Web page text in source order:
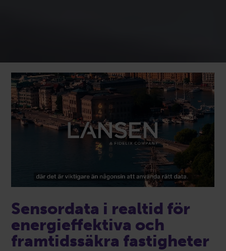
Sensordata i realtid för
energieffektiva och
framtidssäkra fastigheter